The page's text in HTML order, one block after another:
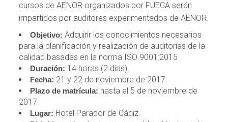
cursos de AENOR organizados por FUECA serán
impartidos por auditores experimentados de AENOR.
Objetivo: Adquirir los conocimientos necesarios
para la planificación y realización de auditorías de la
calidad basadas en la norma ISO 9001:2015
Duración: 14 horas (2 días).
Fecha: 21 y 22 de noviembre de 2017.
Plazo de matrícula: hasta el 5 de noviembre de
2017.
Lugar: Hotel Parador de Cádiz.